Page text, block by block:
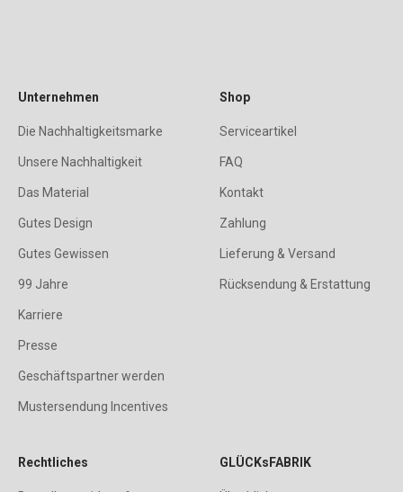
Unternehmen
Die Nachhaltigkeitsmarke
Unsere Nachhaltigkeit
Das Material
Gutes Design
Gutes Gewissen
99 Jahre
Karriere
Presse
Geschäftspartner werden
Mustersendung Incentives
Shop
Serviceartikel
FAQ
Kontakt
Zahlung
Lieferung & Versand
Rücksendung & Erstattung
Rechtliches GLÜCKsFABRIK